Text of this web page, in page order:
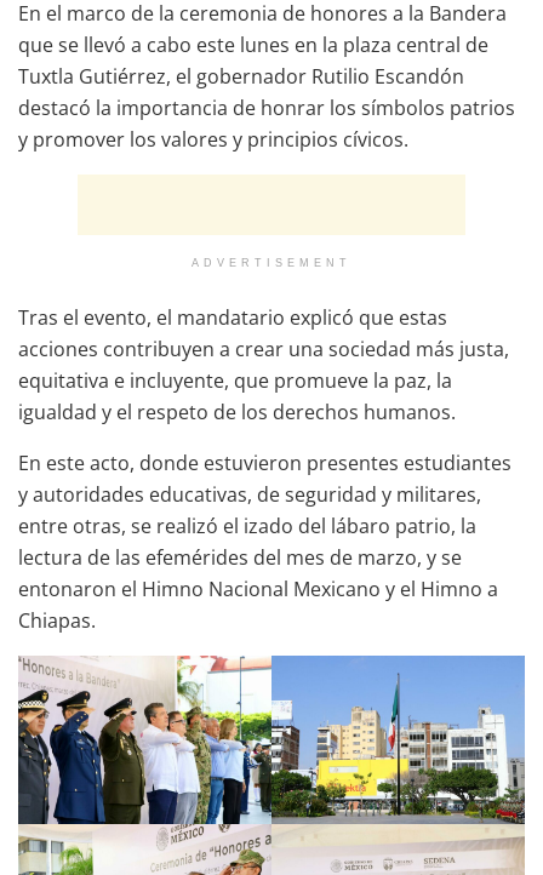
En el marco de la ceremonia de honores a la Bandera
que se llevó a cabo este lunes en la plaza central de
Tuxtla Gutiérrez, el gobernador Rutilio Escandón
destacó la importancia de honrar los símbolos patrios
y promover los valores y principios cívicos.
ADVERTISEMENT
Tras el evento, el mandatario explicó que estas
acciones contribuyen a crear una sociedad más justa,
equitativa e incluyente, que promueve la paz, la
igualdad y el respeto de los derechos humanos.
En este acto, donde estuvieron presentes estudiantes
y autoridades educativas, de seguridad y militares,
entre otras, se realizó el izado del lábaro patrio, la
lectura de las efemérides del mes de marzo, y se
entonaron el Himno Nacional Mexicano y el Himno a
Chiapas.